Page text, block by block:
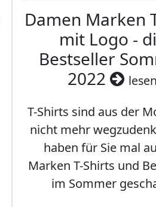
Damen Marken
mit Logo -
Bestseller
2022
lesen
T-Shirts sind aus der
nicht mehr
haben für Sie mal
Marken T-Shirts und
im Sommer